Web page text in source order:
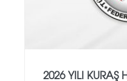
2026 YILI KURAŞ